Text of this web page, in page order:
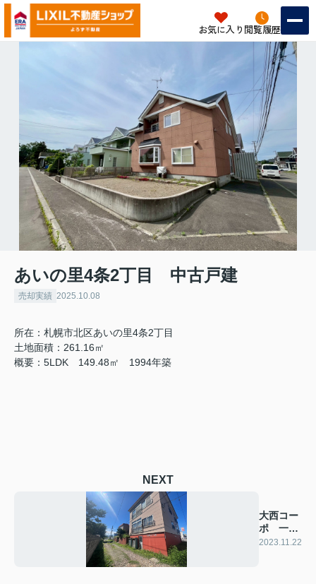
お気に入り 閲覧履歴
あいの里4条2丁目 中古戸建
売却実績 2025.10.08
所在：札幌市北区あいの里4条2丁目
土地面積：261.16㎡
概要：5LDK 149.48㎡ 1994年築
NEXT
大西コー
ポ 一棟
アパート
2023.11.22